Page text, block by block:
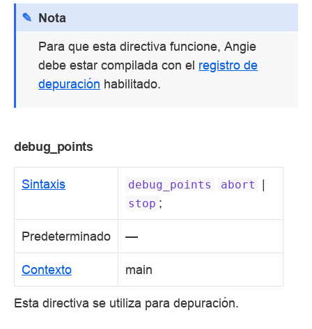
Nota
Para que esta directiva funcione, Angie
debe estar compilada con el registro de
depuración habilitado.
debug_points
Sintaxis debug_points abort |
stop ;
Predeterminado —
Contexto main
Esta directiva se utiliza para depuración.